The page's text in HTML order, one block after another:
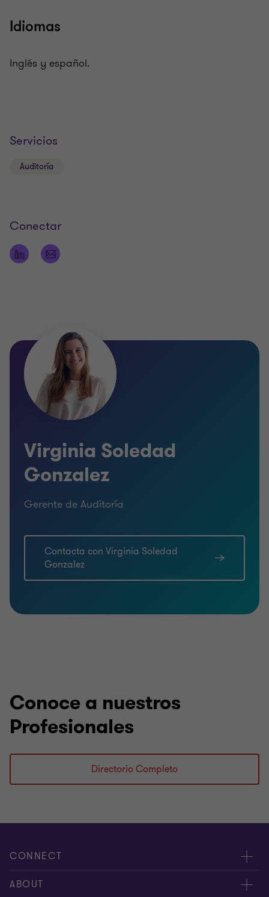
Idiomas
Inglés y español.
Servicios
Auditoría
Conectar
Virginia Soledad
Gonzalez
Gerente de Auditoría
Contacta con Virginia Soledad
Gonzalez
Conoce a nuestros
Profesionales
Directorio Completo
CONNECT
Nuestra gente
ABOUT